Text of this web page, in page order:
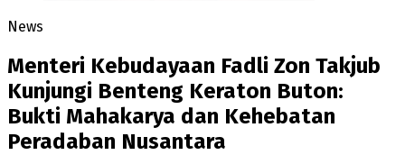
News
Menteri Kebudayaan Fadli Zon Takjub
Kunjungi Benteng Keraton Buton:
Bukti Mahakarya dan Kehebatan
Peradaban Nusantara